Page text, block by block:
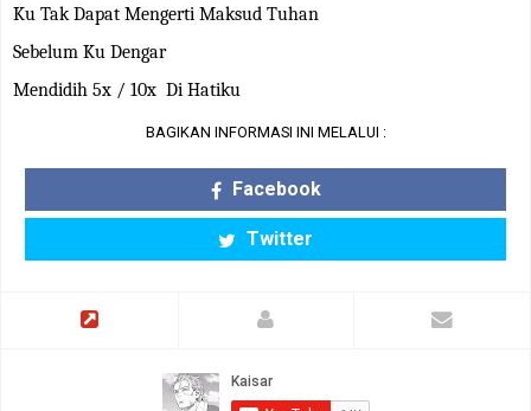
Ku Tak Dapat Mengerti Maksud Tuhan
Sebelum Ku Dengar
Mendidih 5x / 10x Di Hatiku
BAGIKAN INFORMASI INI MELALUI :
Facebook
Twitter